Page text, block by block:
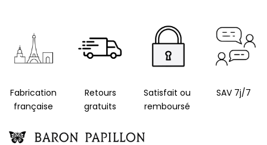
Fabrication
française
Retours
gratuits
Satisfait ou
remboursé
SAV 7j/7